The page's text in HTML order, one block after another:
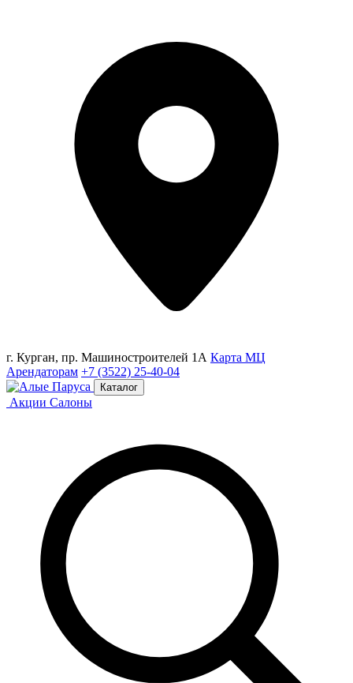
г. Курган, пр. Машиностроителей 1А Карта МЦ
Арендаторам +7 (3522) 25-40-04
Каталог
Акции Салоны